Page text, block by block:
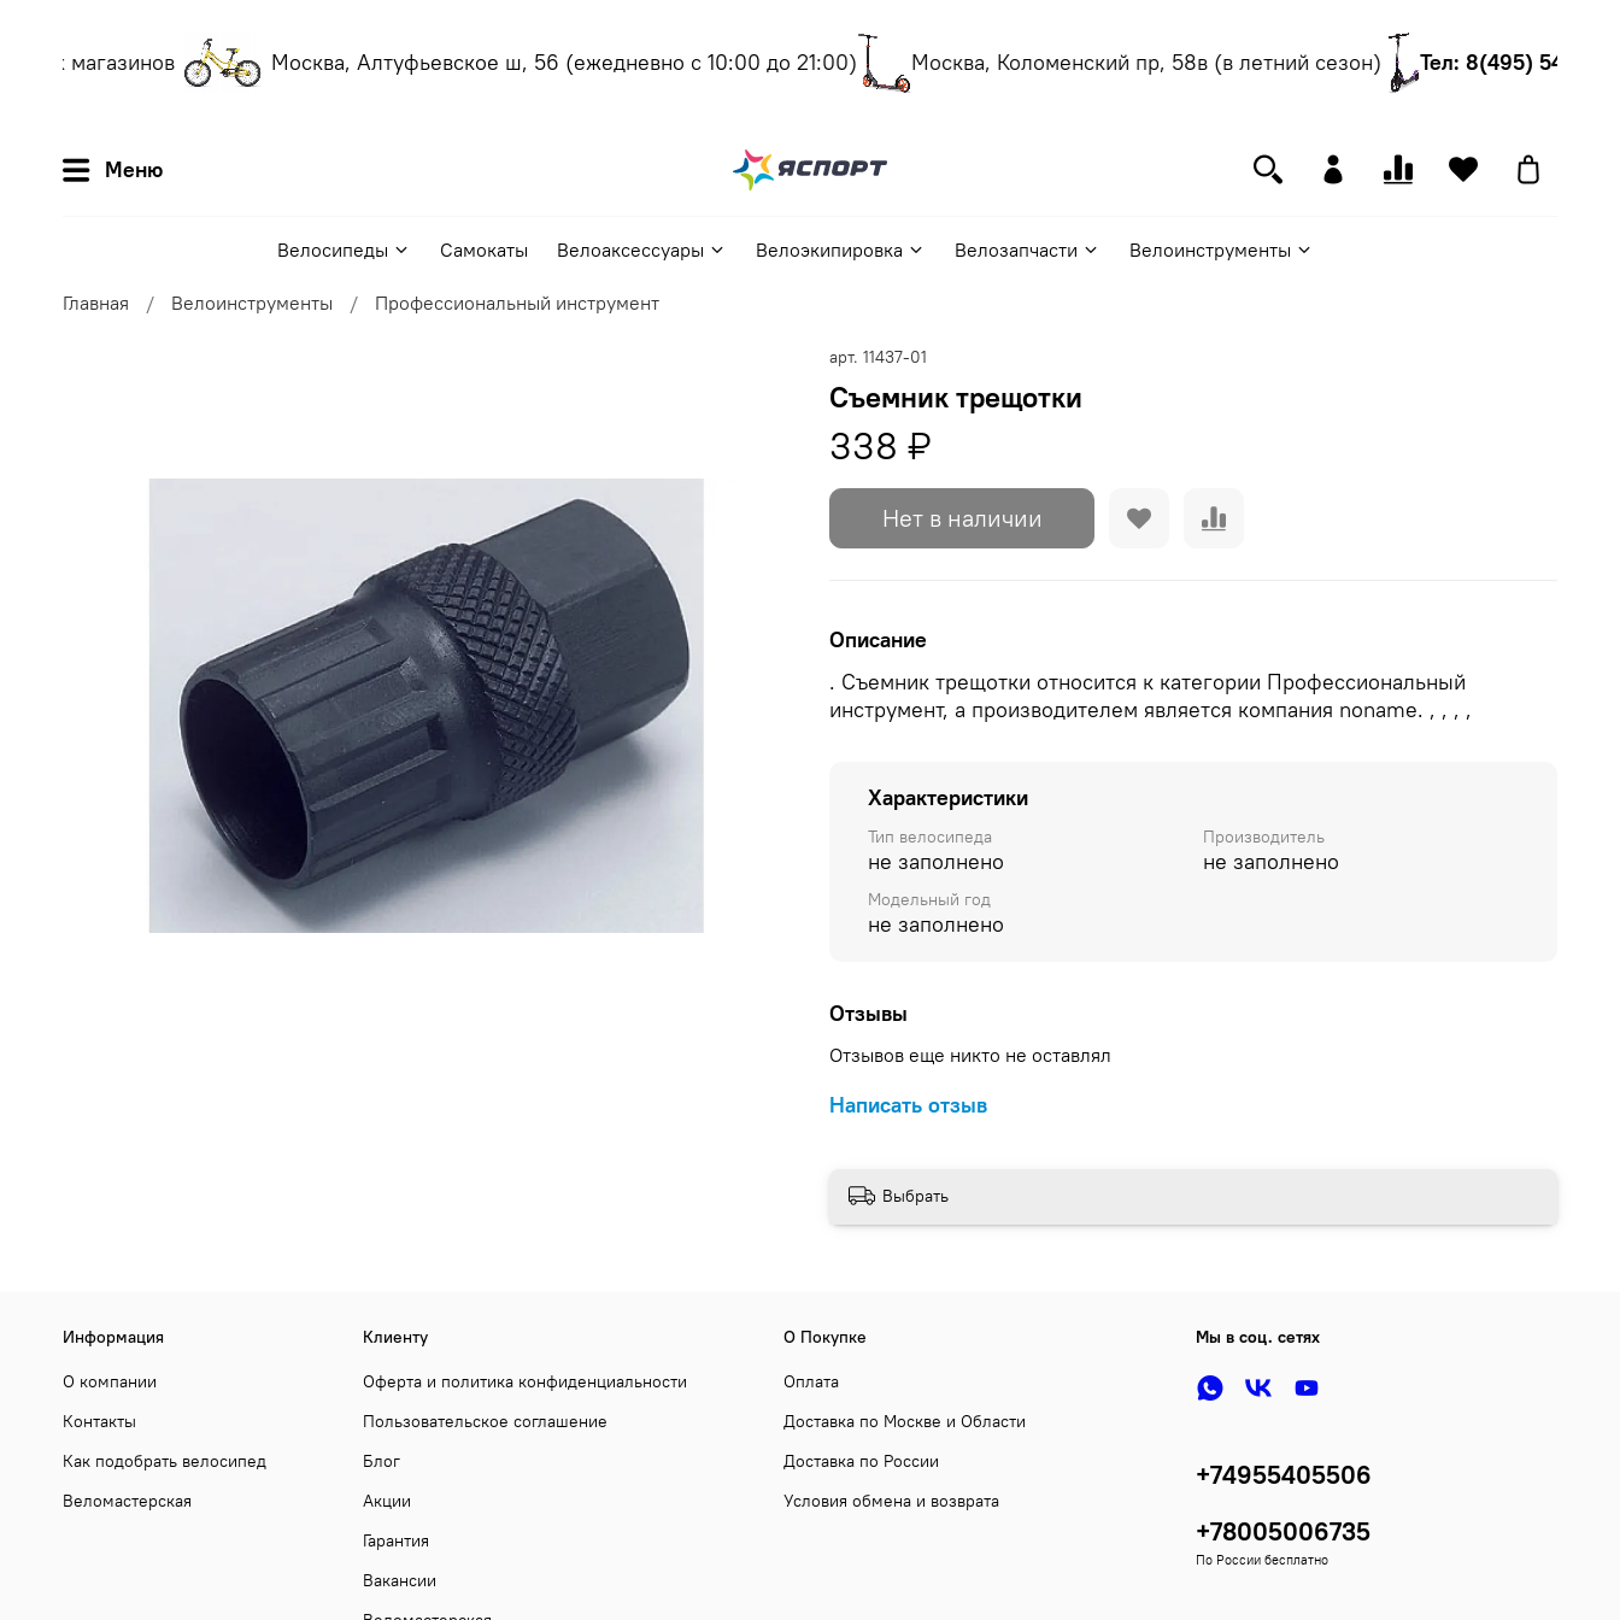
магазинов Москва, Алтуфьевское ш, 56(ежедневно с 10:00 до 21:00) Москва, Коломенский пр, 58в (в летний сезон) Тел: 8(495) 540-55-
Меню
Велосипеды Самокаты Велоаксессуары Велоэкипировка Велозапчасти Велоинструменты
Главная Велоинструменты Профессиональный инструмент
арт. 11437-01
Съемник трещотки
338 ₽
Нет в наличии
Описание
. Съемник трещотки относится к категории Профессиональный
инструмент, а производителем является компания noname. , , , ,
Характеристики
Тип велосипеда
не заполнено
Производитель
не заполнено
Модельный год
не заполнено
Отзывы
Отзывов еще никто не оставлял
Написать отзыв
Выбрать
Информация
О компании
Контакты
Как подобрать велосипед
Веломастерская
Клиенту
Оферта и политика конфиденциальности
Пользовательское соглашение
Блог
Акции
Гарантия
Вакансии
О Покупке
Оплата
Доставка по Москве и Области
Доставка по России
Условия обмена и возврата
Мы в соц. сетях
+74955405506
+78005006735
По России бесплатно